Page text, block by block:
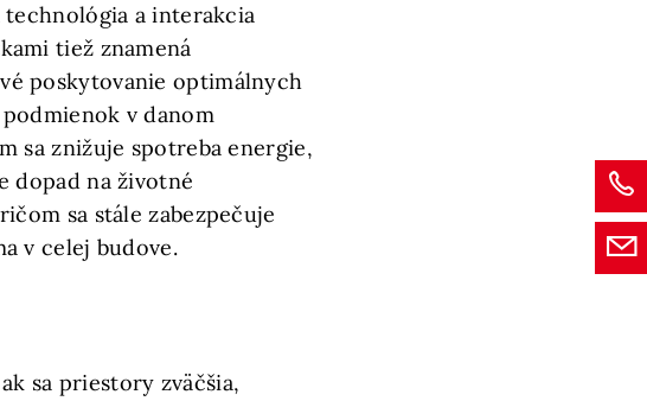
technológia a interakcia
tiež znamená
poskytovanie optimálnych
v danom
sa znižuje spotreba energie,
dopad na životné
sa stále zabezpečuje
v celej budove.
sa priestory zväčšia,